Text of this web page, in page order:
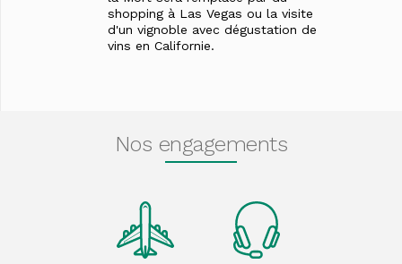
shopping à Las Vegas ou la visite
d'un vignoble avec dégustation de
vins en Californie.
Nos engagements